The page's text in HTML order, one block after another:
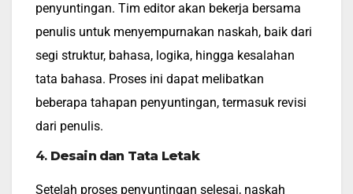
penyuntingan. Tim editor akan bekerja bersama
penulis untuk menyempurnakan naskah, baik dari
segi struktur, bahasa, logika, hingga kesalahan
tata bahasa. Proses ini dapat melibatkan
beberapa tahapan penyuntingan, termasuk revisi
dari penulis.
4. Desain dan Tata Letak
Setelah proses penyuntingan selesai, naskah